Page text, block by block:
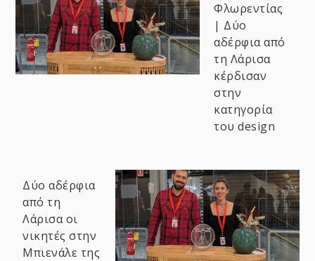
Φλωρεντίας
| Δύο
αδέρφια από
τη Λάρισα
κέρδισαν
στην
κατηγορία
του design
Δύο αδέρφια
από τη
Λάρισα οι
νικητές στην
Μπιενάλε της